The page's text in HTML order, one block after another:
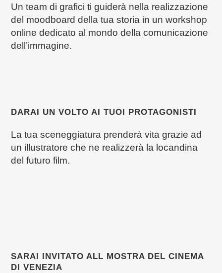
Un team di grafici ti guiderà nella realizzazione
del moodboard della tua storia in un workshop
online dedicato al mondo della comunicazione
dell’immagine.
DARAI UN VOLTO AI TUOI PROTAGONISTI
La tua sceneggiatura prenderà vita grazie ad
un illustratore che ne realizzerà la locandina
del futuro film.
SARAI INVITATO ALL MOSTRA DEL CINEMA
DI VENEZIA